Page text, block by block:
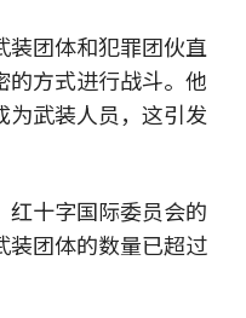
装团体和犯罪团伙直
的方式进行战斗。他
为武装人员，这引发
红十字国际委员会的
装团体的数量已超过